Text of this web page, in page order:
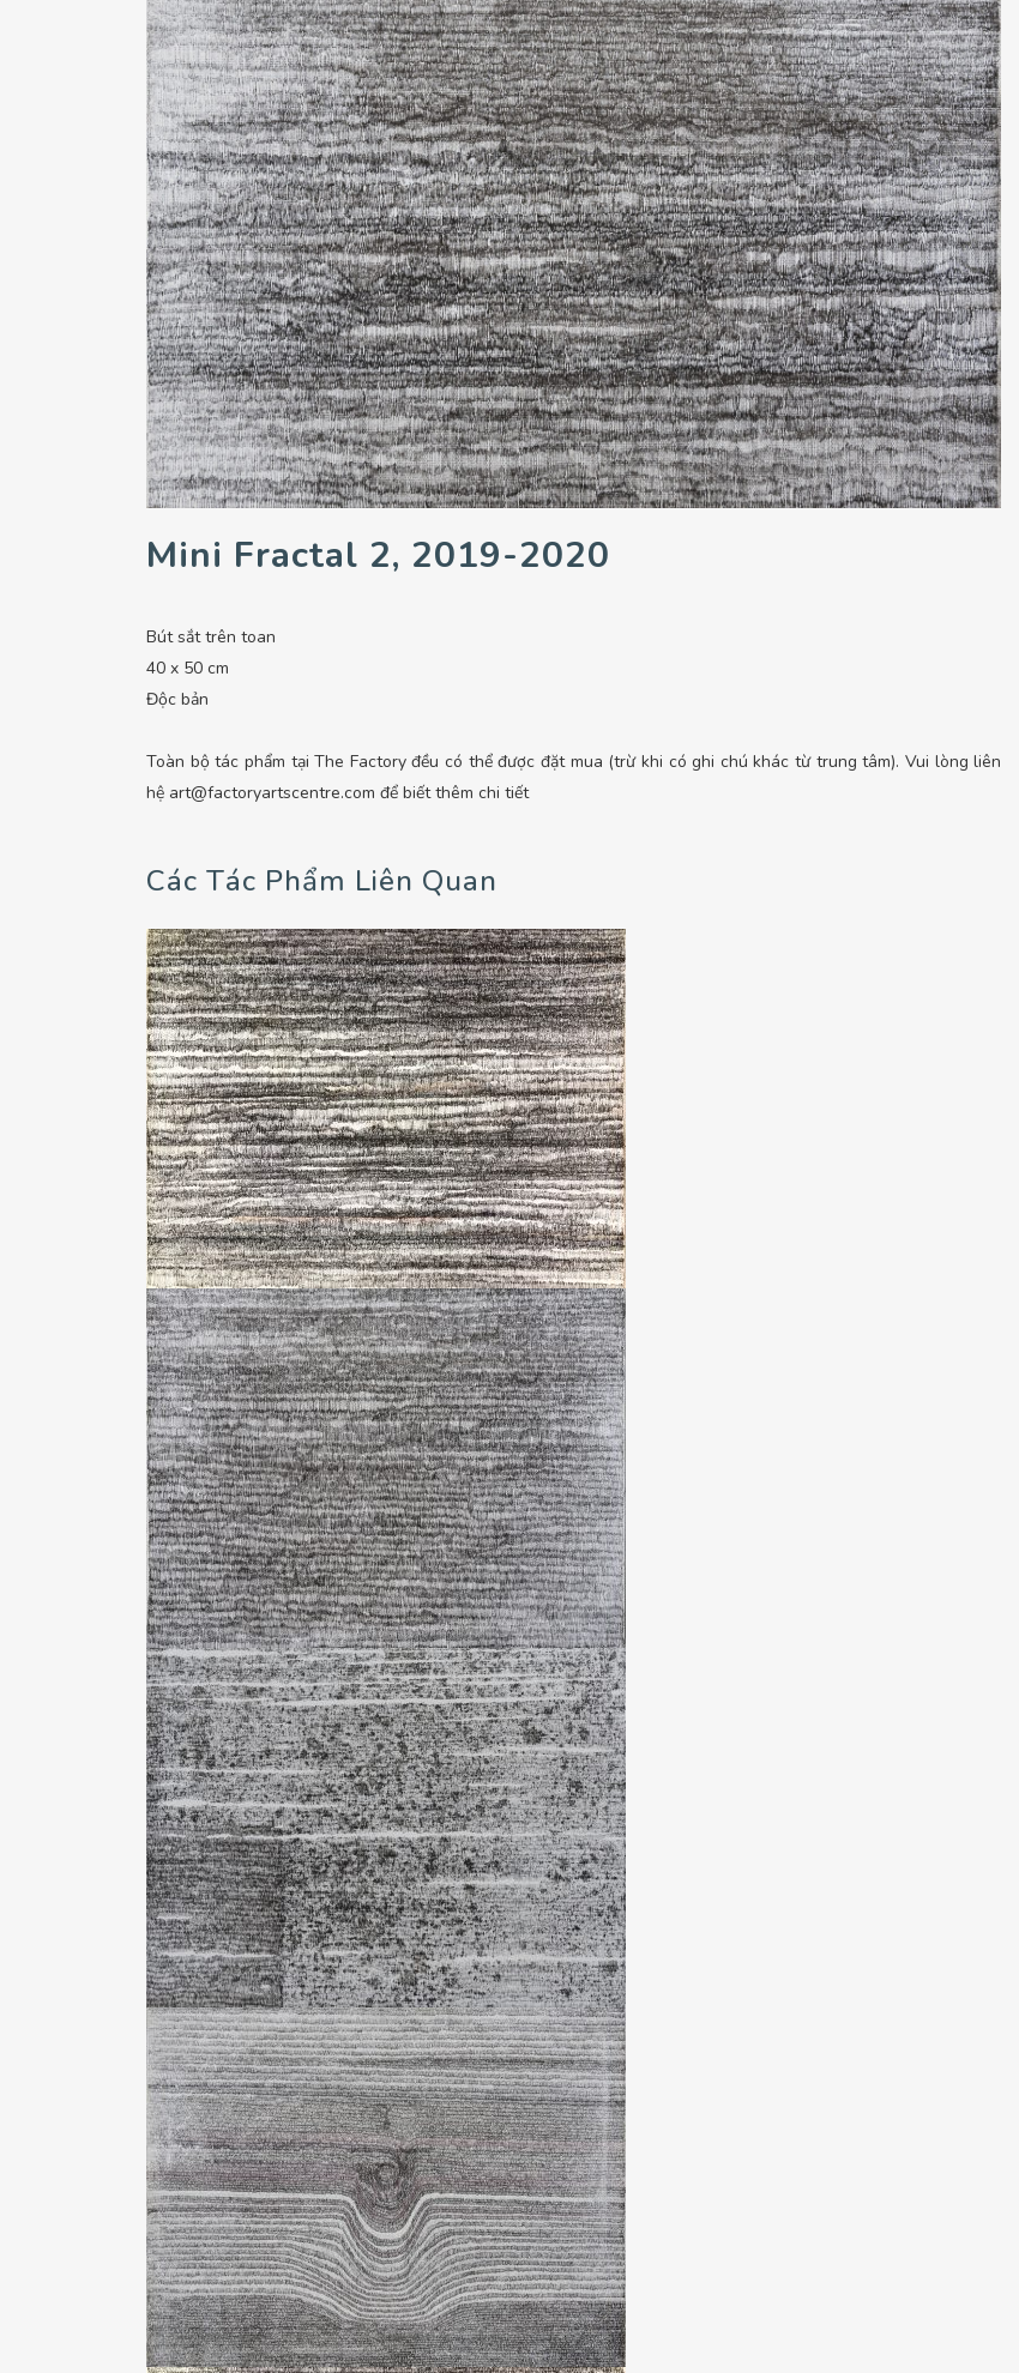
Mini Fractal 2, 2019-2020
Bút sắt trên toan
40 x 50 cm
Độc bản
Toàn bộ tác phẩm tại The Factory đều có thể được đặt mua (trừ khi có ghi chú khác từ trung tâm). Vui lòng liên
hệ art@factoryartscentre.com để biết thêm chi tiết
Các Tác Phẩm Liên Quan